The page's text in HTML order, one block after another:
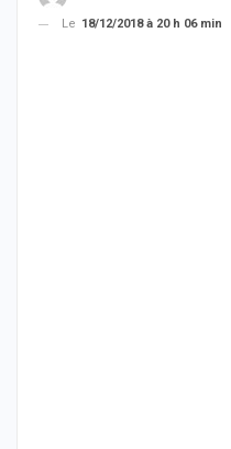
Le 18/12/2018 à 20 h 06 min